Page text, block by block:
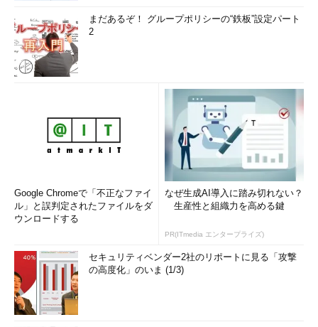
まだあるぞ！ グループポリシーの“鉄板”設定パート
2
Google Chromeで「不正なファイ
ル」と誤判定されたファイルをダ
ウンロードする
なぜ生成AI導入に踏み切れない？
生産性と組織力を高める鍵
PR(ITmedia エンタープライズ)
セキュリティベンダー2社のリポートに見る「攻撃
の高度化」のいま (1/3)